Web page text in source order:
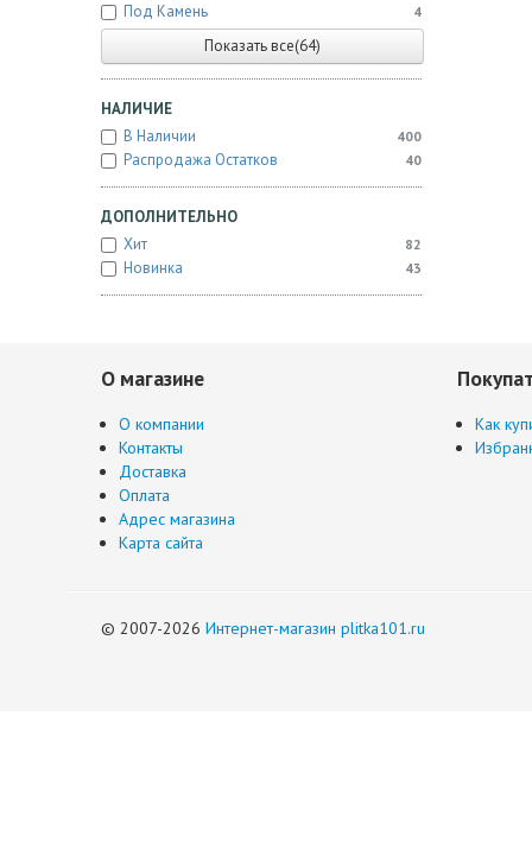
Под Камень 4
Показать все(64)
НАЛИЧИЕ
В Наличии
400
Распродажа Остатков 40
ДОПОЛНИТЕЛЬНО
Хит
82
Новинка 43
О магазине
О компании
Контакты
Доставка
Оплата
Адрес магазина
Карта сайта
Как
© 2007-2026 Интернет-магазин plitka101.ru